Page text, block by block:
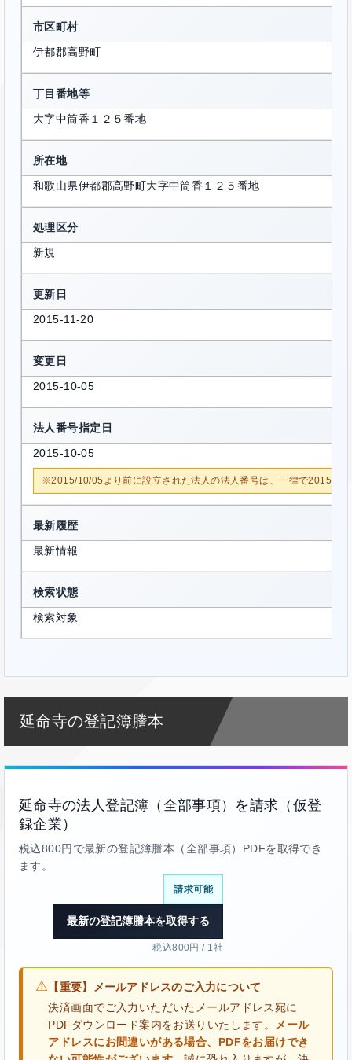
市区町村
伊都郡高野町
丁目番地等
大字中筒香１２５番地
所在地
和歌山県伊都郡高野町大字中筒香１２５番地
処理区分
新規
更新日
2015-11-20
変更日
2015-10-05
法人番号指定日
2015-10-05
※2015/10/05より前に設立された法人の法人番号は、一律で2015/10/
最新履歴
最新情報
検索状態
検索対象
延命寺の登記簿謄本
延命寺の法人登記簿（全部事項）を請求（仮登
録企業）
税込800円で最新の登記簿謄本（全部事項）PDFを取得でき
ます。
請求可能
最新の登記簿謄本を取得する
税込800円 / 1社
⚠ 【重要】メールアドレスのご入力について
決済画面でご入力いただいたメールアドレス宛に
PDFダウンロード案内をお送りいたします。
メール
アドレスにお間違いがある場合、PDFをお届けでき